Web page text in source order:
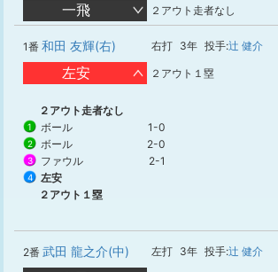
一飛 ２アウト走者なし
1番 和田 友輝(右) 右打 3年 投手:辻 健介
左安 ２アウト１塁
２アウト走者なし
1 ボール 1-0
2 ボール 2-0
3 ファウル 2-1
4
左安
２アウト１塁
2番 武田 龍之介(中) 左打 3年 投手:辻 健介